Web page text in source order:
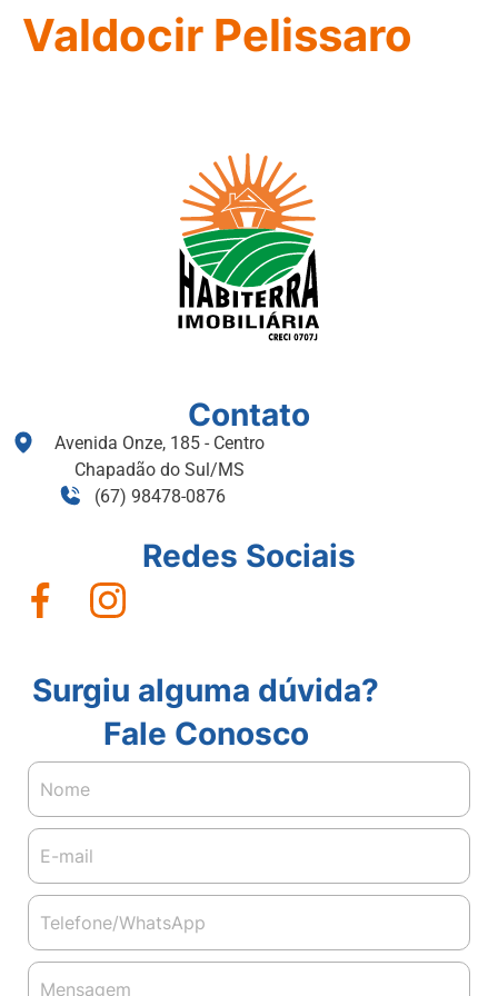
Valdocir Pelissaro
Contato
Avenida Onze, 185 - Centro
Chapadão do Sul/MS
(67) 98478-0876
Redes Sociais
Surgiu alguma dúvida?
Fale Conosco